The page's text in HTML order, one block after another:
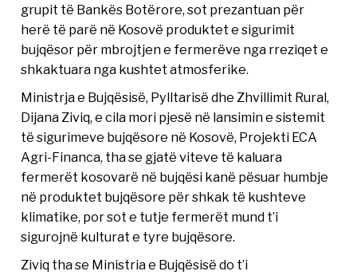
grupit të Bankës Botërore, sot prezantuan për
herë të parë në Kosovë produktet e sigurimit
bujqësor për mbrojtjen e fermerëve nga rreziqet e
shkaktuara nga kushtet atmosferike.
Ministrja e Bujqësisë, Pylltarisë dhe Zhvillimit Rural,
Dijana Ziviq, e cila mori pjesë në lansimin e sistemit
të sigurimeve bujqësore në Kosovë, Projekti ECA
Agri-Financa, tha se gjatë viteve të kaluara
fermerët kosovarë në bujqësi kanë pësuar humbje
në produktet bujqësore për shkak të kushteve
klimatike, por sot e tutje fermerët mund t’i
sigurojnë kulturat e tyre bujqësore.
Ziviq tha se Ministria e Bujqësisë do t’i